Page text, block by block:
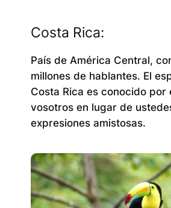
Costa Rica:
País de América Central,
millones de hablantes. El
Costa Rica es conocido por
vosotros en lugar de
expresiones amistosas.